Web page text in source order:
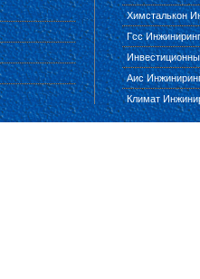
Химсталькон
Гсс Инжиниринг
Аис
Климат